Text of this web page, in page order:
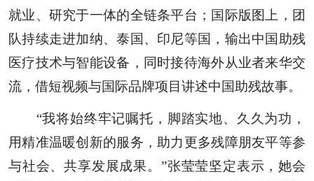
就业、研究于一体的全链条平台；国际版图上，团
队持续走进加纳、泰国、印尼等国，输出中国助残
医疗技术与智能设备，同时接待海外从业者来华交
流，借短视频与国际品牌项目讲述中国助残故事。
“我将始终牢记嘱托，脚踏实地、久久为功，
用精准温暖创新的服务，助力更多残障朋友平等参
与社会、共享发展成果。”张莹莹坚定表示，她会